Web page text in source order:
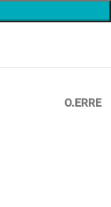
O.ERRE